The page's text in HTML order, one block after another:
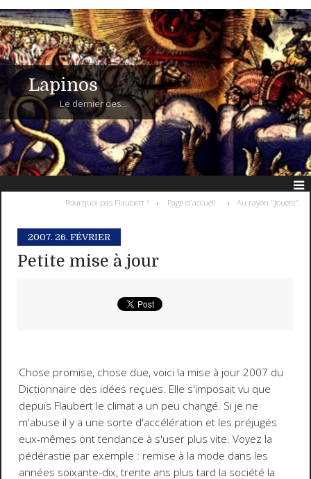
Lapinos
Le dernier des...
Pourquoi pas Flaubert ? Page d'accueil Au rayon "Jouets"
2007. 26. FÉVRIER
Petite mise à jour
Chose promise, chose due, voici la mise à jour 2007 du
Dictionnaire des idées reçues. Elle s'imposait vu que
depuis Flaubert le climat a un peu changé. Si je ne
m'abuse il y a une sorte d'accélération et les préjugés
eux-mêmes ont tendance à s'user plus vite. Voyez la
pédérastie par exemple : remise à la mode dans les
années soixante-dix, trente ans plus tard la société la